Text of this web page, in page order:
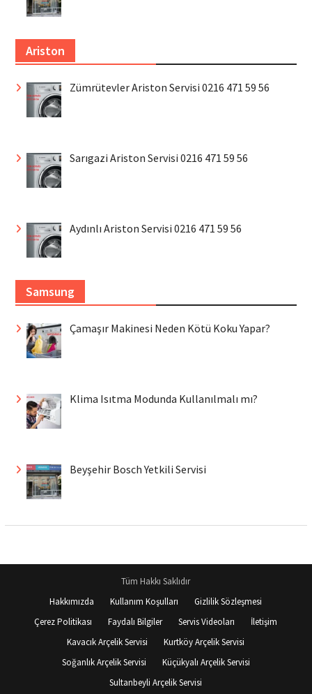
Ariston
Zümrütevler Ariston Servisi 0216 471 59 56
Sarıgazi Ariston Servisi 0216 471 59 56
Aydınlı Ariston Servisi 0216 471 59 56
Samsung
Çamaşır Makinesi Neden Kötü Koku Yapar?
Klima Isıtma Modunda Kullanılmalı mı?
Beyşehir Bosch Yetkili Servisi
Tüm Hakkı Saklıdır
Hakkımızda
Kullanım Koşulları
Gizlilik Sözleşmesi
Çerez Politikası
Faydalı Bilgiler Servis Videoları
İletişim
Kavacık Arçelik Servisi
Kurtköy Arçelik Servisi
Soğanlık Arçelik Servisi
Küçükyalı Arçelik Servisi
Sultanbeyli Arçelik Servisi